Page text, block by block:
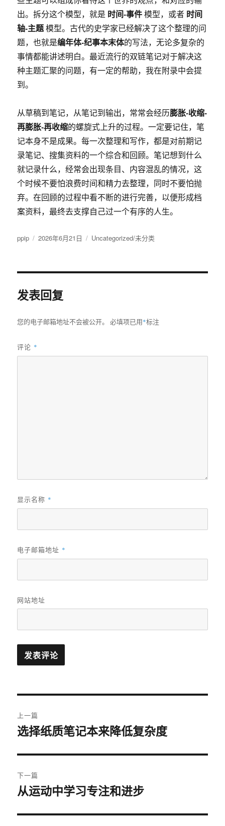
出。拆分这个模型，就是 时间-事件模型，或者 时间
轴-主题模型。古代的史学家已经解决了这个整理的问
题，也就是编年体-纪事本末体的写法，无论多复杂的
事情都能讲述明白。最近流行的双链笔记对于解决这
种主题汇聚的问题，有一定的帮助，我在附录中会提
到。
从草稿到笔记，从笔记到输出，常常会经历膨胀-收缩-
再膨胀-再收缩的螺旋式上升的过程。一定要记住，笔
记本身不是成果。每一次整理和写作，都是对前期记
录笔记、搜集资料的一个综合和回顾。笔记想到什么
就记录什么，经常会出现条目、内容混乱的情况，这
个时候不要怕浪费时间和精力去整理，同时不要怕抛
弃。在回顾的过程中看不断的进行完善，以便形成档
案资料，最终去支撑自己过一个有序的人生。
作
ppip
发
2026年6月21日
分
Uncategorized/未分类
发表回复
您的电子邮箱地址不会被公开。 必填项已用*标注
评论 *
显示名称 *
电子邮箱地址 *
网站地址
章
航
上一篇
上
文
章：
选择纸质笔记本来降低复杂度
下一篇
下
文
从运动中学习专注和进步